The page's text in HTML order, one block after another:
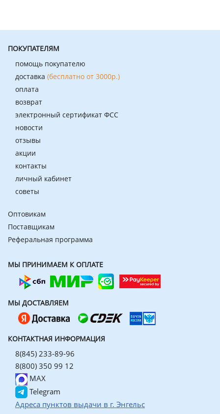
ПОКУПАТЕЛЯМ
помощь покупателю
доставка (бесплатно от 3000р.)
оплата
возврат
электронный сертификат ФСС
новости
отзывы
акции
контакты
личный кабинет
советы
Оптовикам
Поставщикам
Реферальная программа
МЫ ПРИНИМАЕМ К ОПЛАТЕ
МЫ ДОСТАВЛЯЕМ
КОНТАКТНАЯ ИНФОРМАЦИЯ
8(845) 233-89-96
8(800) 350 99 12
MAX
Telegram
Адреса пунктов выдачи в г. Энгельс